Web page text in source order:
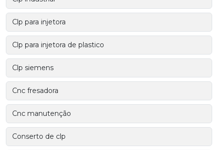
Clp para injetora
Clp para injetora de plastico
Clp siemens
Cnc fresadora
Cnc manutenção
Conserto de clp